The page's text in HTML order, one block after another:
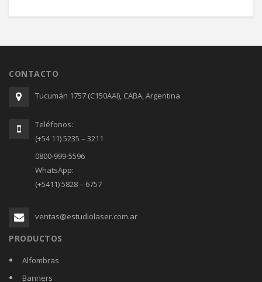
CONTACTO
Tucumán 1757 (C150AAI), CABA, Argentina
Teléfonos:
(+54 11) 5235 – 3211
0800-999-5596
WhatsApp:
(+5411) 5828 – 6757
ventas@estudiolaser.com.ar
PRODUCTOS
Alfombras
Banners